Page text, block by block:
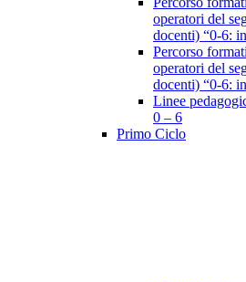
operatori del
docenti) “0-6:
Percorso
operatori del
docenti) “0-6:
Linee
0 – 6
Primo Ciclo